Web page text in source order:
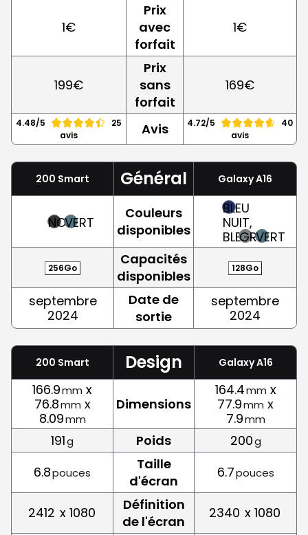
1€
Prix
avec
forfait
1€
199€
Prix
sans
forfait
169€
4.48/5
25
avis
Avis 4.72/5
40
avis
200 Smart Général Galaxy A16
NOIRVERT
Couleurs
disponibles
BLEU
NUIT,
BLEUGRISVERT
256Go
Capacités
disponibles
128Go
septembre
2024
Date de
sortie
septembre
2024
200 Smart Design Galaxy A16
166.9mm x
76.8mm x
8.09mm
Dimensions
164.4mm x
77.9mm x
7.9mm
191g Poids 200g
6.8pouces
Taille
d'écran
6.7pouces
2412 x 1080
Définition
de l'écran
2340 x 1080